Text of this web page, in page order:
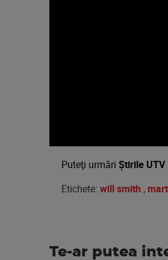
90%Puteţi urmări Știrile UTV
Etichete: will smith ,
Te-ar putea